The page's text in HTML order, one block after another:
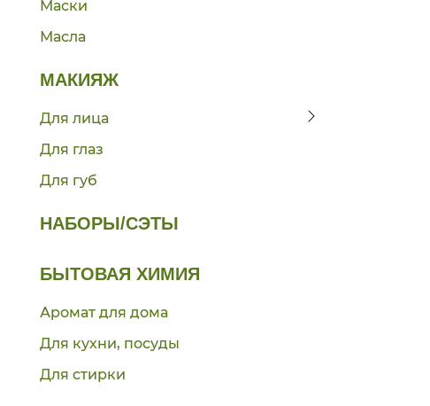
Маски
Масла
МАКИЯЖ
Для лица
Для глаз
Для губ
НАБОРЫ/СЭТЫ
БЫТОВАЯ ХИМИЯ
Аромат для дома
Для кухни, посуды
Для стирки